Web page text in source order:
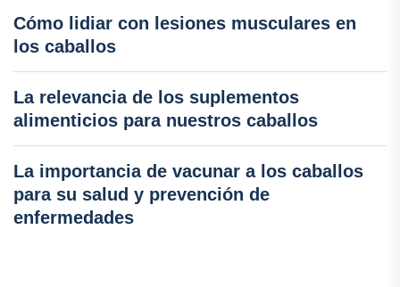
Cómo lidiar con lesiones musculares en
los caballos
La relevancia de los suplementos
alimenticios para nuestros caballos
La importancia de vacunar a los caballos
para su salud y prevención de
enfermedades